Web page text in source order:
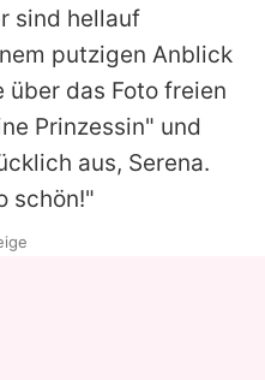
sind hellauf
putzigen Anblick
über das Foto freien
Prinzessin" und
aus, Serena.
schön!"